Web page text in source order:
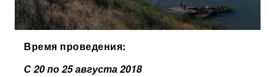
Время проведения:
С 20 по 25 августа 2018